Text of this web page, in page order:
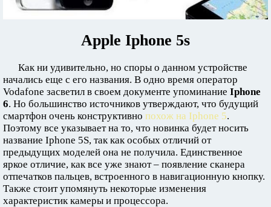
Apple Iphone 5s
Как ни удивительно, но споры о данном устройстве
начались еще с его названия. В одно время оператор
Vodafone засветил в своем документе упоминание Iphone
6. Но большинство источников утверждают, что будущий
смартфон очень конструктивно похож на Iphone 5.
Поэтому все указывает на то, что новинка будет носить
название Iphone 5S, так как особых отличий от
предыдущих моделей она не получила. Единственное
яркое отличие, как все уже знают – появление сканера
отпечатков пальцев, встроенного в навигационную кнопку.
Также стоит упомянуть некоторые изменения
характеристик камеры и процессора.